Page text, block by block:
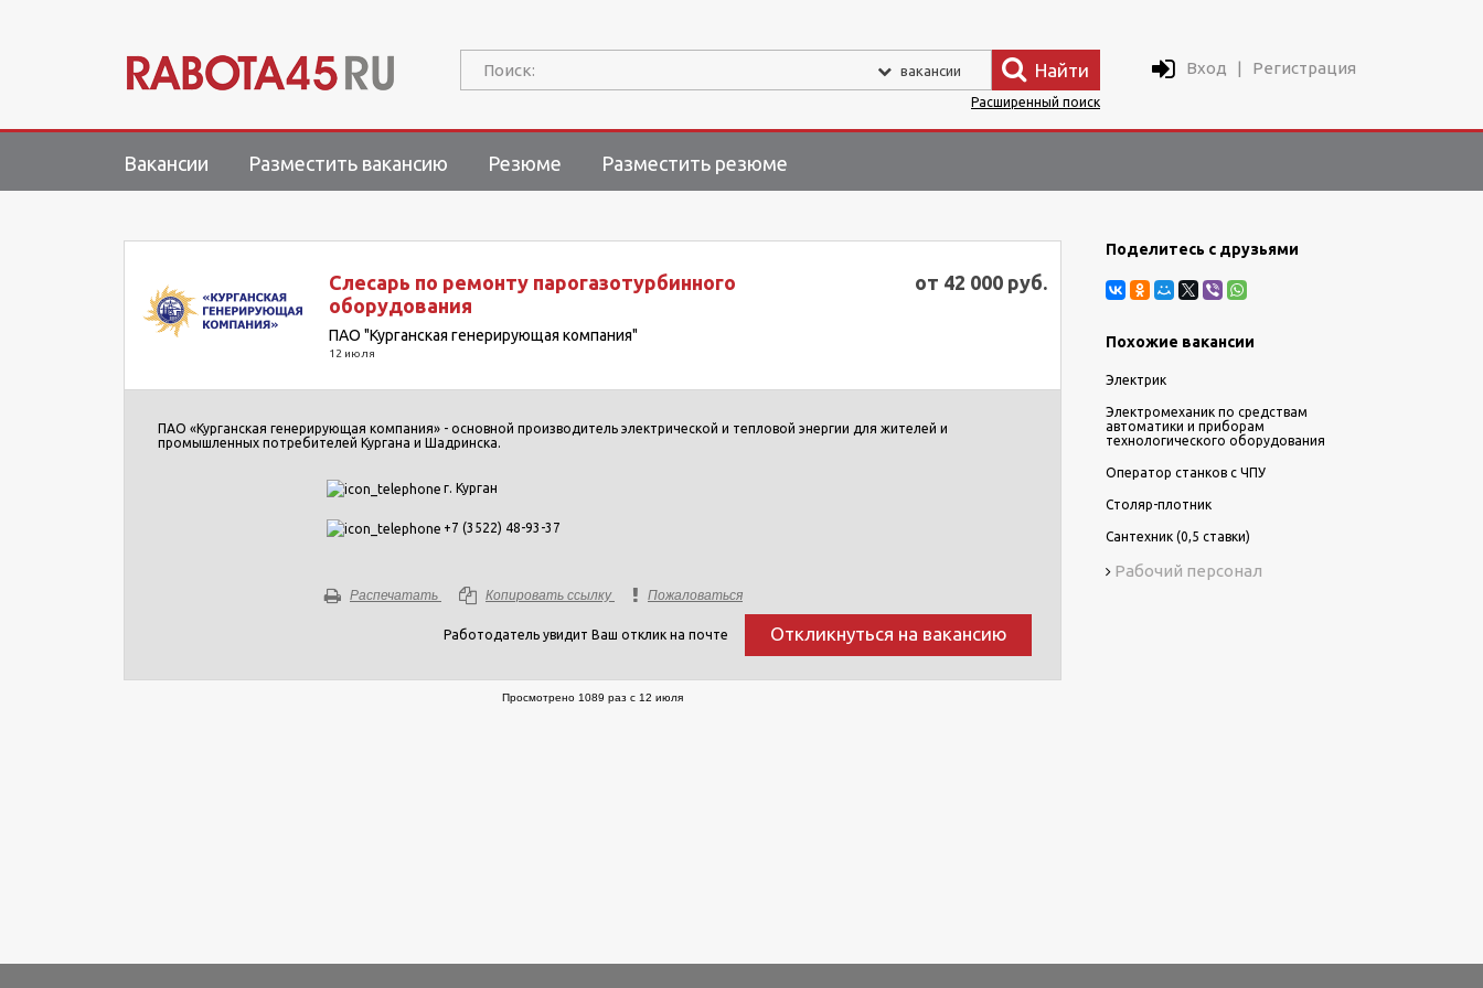
Поиск: вакансии Найти Вход | Регистрация
Расширенный поиск
Вакансии Разместить вакансию Резюме Разместить резюме
Слесарь по ремонту парогазотурбинного
оборудования
от 42 000 руб.
ПАО "Курганская генерирующая компания"
12 июля
ПАО «Курганская генерирующая компания» - основной производитель электрической и тепловой энергии для жителей и
промышленных потребителей Кургана и Шадринска.
г. Курган
+7 (3522) 48-93-37
Распечатать Копировать ссылку Пожаловаться
Работодатель увидит Ваш отклик на почте Откликнуться на вакансию
Просмотрено 1089 раз с 12 июля
Поделитесь с друзьями
Похожие вакансии
Электрик
Электромеханик по средствам
автоматики и приборам
технологического оборудования
Оператор станков с ЧПУ
Столяр-плотник
Сантехник (0,5 ставки)
Рабочий персонал